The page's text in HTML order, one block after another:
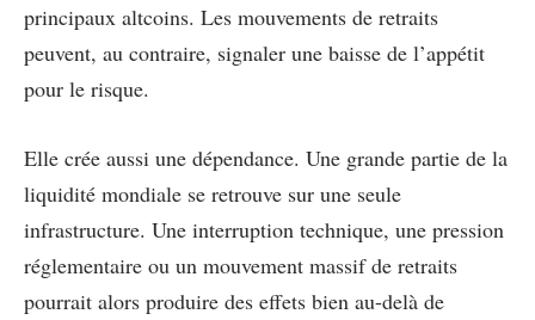
principaux altcoins. Les mouvements de retraits
peuvent, au contraire, signaler une baisse de l’appétit
pour le risque.
Elle crée aussi une dépendance. Une grande partie de la
liquidité mondiale se retrouve sur une seule
infrastructure. Une interruption technique, une pression
réglementaire ou un mouvement massif de retraits
pourrait alors produire des effets bien au-delà de